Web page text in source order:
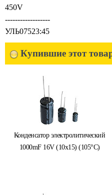
450V
------------------
УЛЬ07523:45
Купившие этот
Конденсатор электролитический
1000mF 16V (10x15) (105°C)